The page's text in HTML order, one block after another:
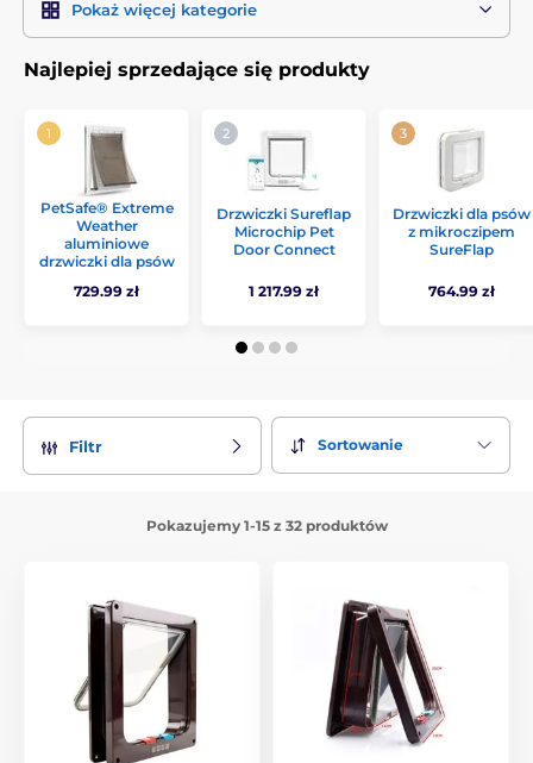
Pokaż więcej kategorie
Najlepiej sprzedające się produkty
PetSafe® Extreme
Weather
aluminiowe
drzwiczki dla psów
729.99 zł
Drzwiczki Sureflap
Microchip Pet
Door Connect
1 217.99 zł
Drzwiczki dla psów
z mikroczipem
SureFlap
764.99 zł
Filtr Sortowanie
Pokazujemy 1-15 z 32 produktów